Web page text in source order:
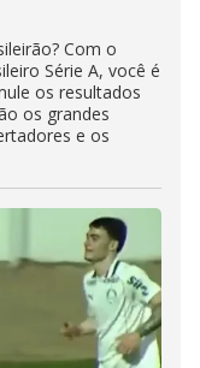
Com o
Série A, você é
os resultados
os grandes
e os